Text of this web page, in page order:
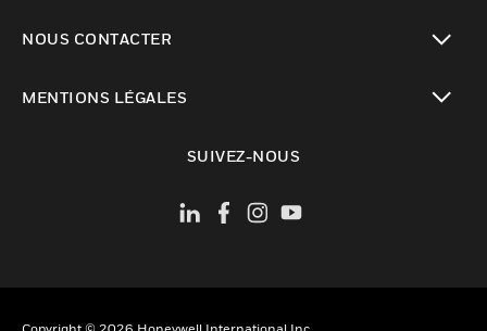
NOUS CONTACTER
MENTIONS LÉGALES
SUIVEZ-NOUS